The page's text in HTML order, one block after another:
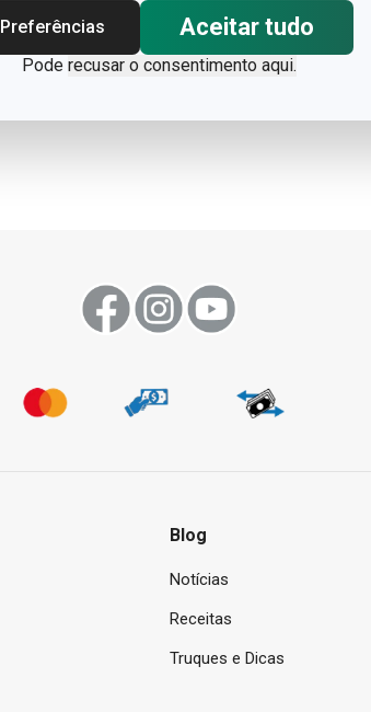
Preferências
Aceitar tudo
Pode recusar o consentimento aqui.
Blog
Notícias
Receitas
Truques e Dicas